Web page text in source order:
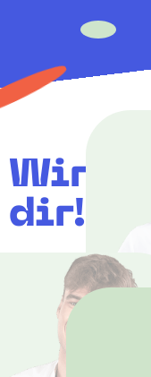
Wir
dir!